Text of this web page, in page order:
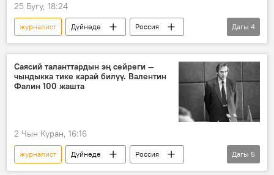
25 Бугу, 18:24
журналист Дүйнөдө
Россия
Украина
атайын операция
сокку
жатакана
Дагы 4
Саясий таланттардын эң сейреги —
чындыкка тике карай билүү. Валентин
Фалин 100 жашта
2 Чын Куран, 16:16
журналист Дүйнөдө
Россия
Москва
Дмитрий Киселев
Дагы 5